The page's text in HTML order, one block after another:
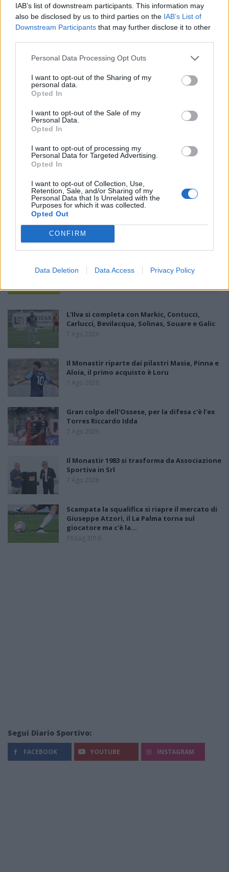
IAB’s list of downstream participants. This information may
also be disclosed by us to third parties on the IAB’s List of
Downstream Participants that may further disclose it to other
Personal Data Processing Opt Outs
I want to opt-out of the Sharing of my
personal data.
Opted In
I want to opt-out of the Sale of my
Personal Data.
Opted In
I want to opt-out of processing my
Personal Data for Targeted Advertising.
Opted In
I want to opt-out of Collection, Use,
Retention, Sale, and/or Sharing of my
Personal Data that Is Unrelated with the
Purposes for which it was collected.
Opted Out
CONFIRM
Data Deletion Data Access Privacy Policy
L'Ilva si completa con Markic, Contucci,
Carlucci, Bevilacqua, Solinas, Souare e Galic
7 Ago 2026
Il Monastir riparte dai pilastri Masia, Pinna e
Aloia, il primo acquisto è Loru
7 Ago 2026
Gran colpo dell'Ossese, per la difesa c'è l'ex
Torres Riccardo Idda
7 Ago 2026
Il Monastir 1983 si trasforma da Associazione
Sportiva in Srl
7 Ago 2026
Scampata la squalifica si riapre il mercato di
Giuseppe Atzori, il La Palma torna sul
giocatore ma c'è la…
16 Lug 2016
Segui Diario Sportivo:
FACEBOOK YOUTUBE INSTAGRAM